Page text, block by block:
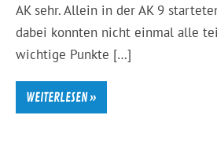
AK sehr. Allein in der AK 9
dabei konnten nicht einmal alle
wichtige Punkte […]
WEITERLESEN »